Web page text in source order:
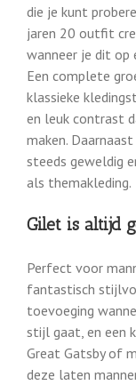
die je kunt
jaren 20 outfit
wanneer je dit op
Een complete
klassieke
en leuk contrast
maken.
steeds geweldig
als themakleding.
Gilet is altijd
Perfect voor
fantastisch
toevoeging
stijl gaat, en een
Great Gatsby of
deze laten